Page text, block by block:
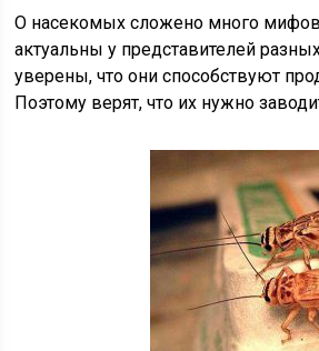
О насекомых сложено много
актуальны у представителей
уверены, что они способствуют
Поэтому верят, что их нужно